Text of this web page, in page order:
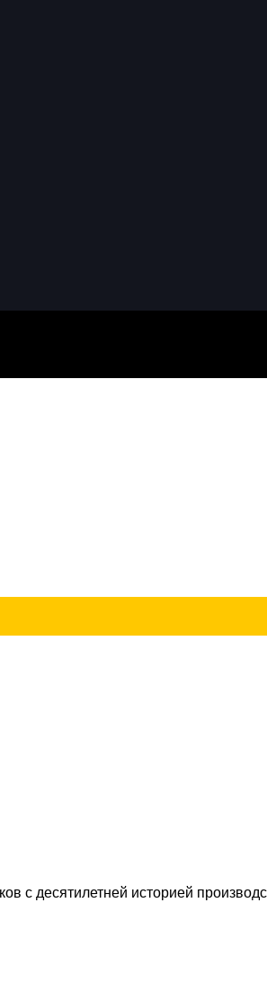
десятилетней историей